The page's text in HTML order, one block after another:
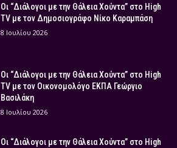
Οι “Διάλογοι με την Θάλεια Χούντα” στο High
TV με τον Δημοσιογράφο Νίκο Καραμπάση
8 Ιουλίου 2026
Οι “Διάλογοι με την Θάλεια Χούντα” στο High
TV με τον Οικονομολόγο ΕΚΠΑ Γεώργιο
Βασιλάκη
8 Ιουλίου 2026
Οι “Διάλογοι με την Θάλεια Χούντα” στο High